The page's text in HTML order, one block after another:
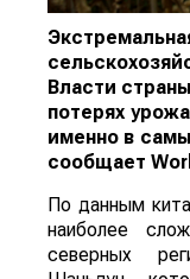
Власти
потерях
именно в
сообщает
По данным
наиболее
северных